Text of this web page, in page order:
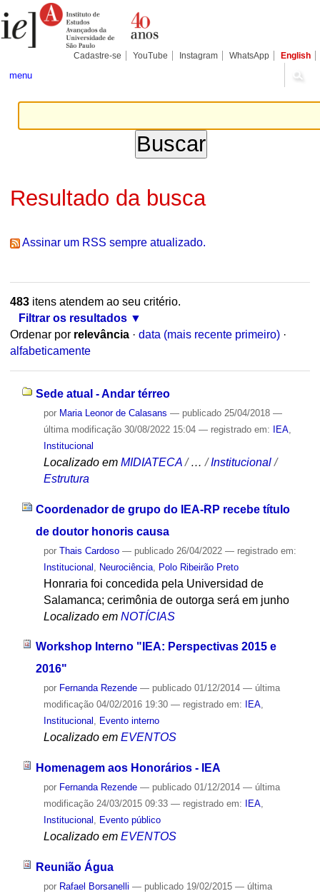
para
conteúdo.
Pessoais
Cadastre-se YouTube Instagram WhatsApp English
menu
Resultado da busca
Assinar um RSS sempre atualizado.
483itens atendem ao seu critério.
Filtrar os resultados
Ordenar por relevância · data (mais recente primeiro) ·
alfabeticamente
Sede atual - Andar térreo
por Maria Leonor de Calasans — publicado25/04/2018 —
última modificação30/08/2022 15:04 — registrado em: IEA,
Institucional
Localizado em MIDIATECA /…/Institucional /
Estrutura
Coordenador de grupo do IEA-RP recebe título
de doutor honoris causa
por Thais Cardoso — publicado26/04/2022 — registrado em:
Institucional
Neurociência, Polo Ribeirão Preto
Honraria foi concedida pela Universidad de
Salamanca; cerimônia de outorga será em junho
Localizado em NOTÍCIAS
Workshop Interno "IEA: Perspectivas 2015 e
2016"
por Fernanda Rezende — publicado01/12/2014 — última
modificação04/02/2016 19:30 — registrado em: IEA,
Institucional , Evento interno
Localizado em EVENTOS
Homenagem aos Honorários - IEA
por Fernanda Rezende — publicado01/12/2014 — última
modificação24/03/2015 09:33 — registrado em: IEA,
Institucional , Evento público
Localizado em EVENTOS
Reunião Água
por Rafael Borsanelli — publicado19/02/2015 — última